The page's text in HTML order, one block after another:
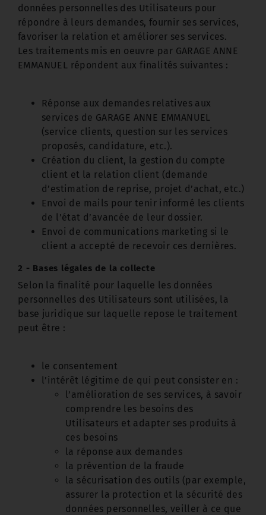
données personnelles des Utilisateurs pour
répondre à leurs demandes, fournir ses services,
favoriser la relation et améliorer ses services.
Les traitements mis en oeuvre par GARAGE ANNE
EMMANUEL répondent aux finalités suivantes :
Réponse aux demandes relatives aux
services de GARAGE ANNE EMMANUEL
(service clients, question sur les services
proposés, candidature, etc.).
Création du client, la gestion du compte
client et la relation client (demande
d’estimation de reprise, projet d’achat, etc.)
Envoi de mails pour tenir informé les clients
de l’état d’avancée de leur dossier.
Envoi de communications marketing si le
client a accepté de recevoir ces dernières.
2 - Bases légales de la collecte
Selon la finalité pour laquelle les données
personnelles des Utilisateurs sont utilisées, la
base juridique sur laquelle repose le traitement
peut être :
le consentement
l’intérêt légitime de qui peut consister en :
l’amélioration de ses services, à savoir
comprendre les besoins des
Utilisateurs et adapter ses produits à
ces besoins
la réponse aux demandes
la prévention de la fraude
la sécurisation des outils (par exemple,
assurer la protection et la sécurité des
données personnelles, veiller à ce que